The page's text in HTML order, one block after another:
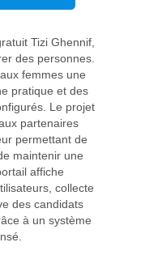
Tizi Ghennif,
des personnes.
femmes une
pratique et des
Le projet
partenaires
permettant de
maintenir une
affiche
collecte
des candidats
à un système